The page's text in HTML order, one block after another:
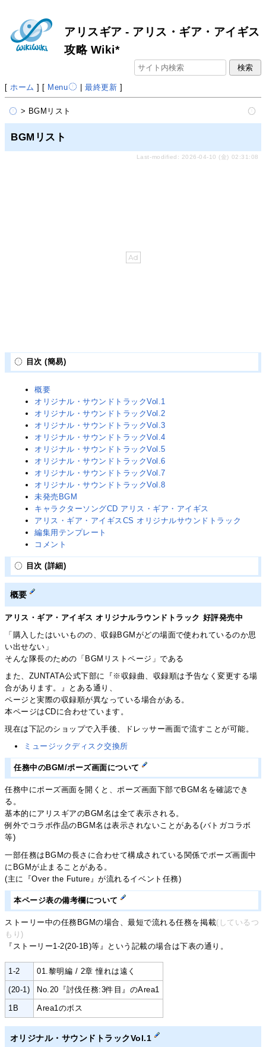
アリスギア - アリス・ギア・アイギス
攻略 Wiki*
[ ホーム ] [ Menu |最終更新 ]
> BGMリスト
BGMリスト
Last-modified: 2026-04-10 (金) 02:31:08
目次 (簡易)
概要
オリジナル・サウンドトラックVol.1
オリジナル・サウンドトラックVol.2
オリジナル・サウンドトラックVol.3
オリジナル・サウンドトラックVol.4
オリジナル・サウンドトラックVol.5
オリジナル・サウンドトラックVol.6
オリジナル・サウンドトラックVol.7
オリジナル・サウンドトラックVol.8
未発売BGM
キャラクターソングCD アリス・ギア・アイギス
アリス・ギア・アイギスCS オリジナルサウンドトラック
編集用テンプレート
コメント
目次 (詳細)
概要
アリス・ギア・アイギス オリジナルラウンドトラック 好評発売中
「購入したはいいものの、収録BGMがどの場面で使われているのか思
い出せない」
そんな隊長のための「BGMリストページ」である
また、ZUNTATA公式下部に『※収録曲、収録順は予告なく変更する場
合があります。』とある通り、
ページと実際の収録順が異なっている場合がある。
本ページはCDに合わせています。
現在は下記のショップで入手後、ドレッサー画面で流すことが可能。
ミュージックディスク交換所
任務中のBGM/ポーズ画面について
任務中にポーズ画面を開くと、ポーズ画面下部でBGM名を確認でき
る。
基本的にアリスギアのBGM名は全て表示される。
例外でコラボ作品のBGM名は表示されないことがある(バトガコラボ
等)
一部任務はBGMの長さに合わせて構成されている関係でポーズ画面中
にBGMが止まることがある。
(主に『Over the Future』が流れるイベント任務)
本ページ表の備考欄について
ストーリー中の任務BGMの場合、最短で流れる任務を掲載(しているつ
もり)
『ストーリー1-2(20-1B)等』という記載の場合は下表の通り。
1-2 01.黎明編 / 2章 憧れは遠く
(20-1) No.20『討伐任務:3件目』のArea1
1B Area1のボス
オリジナル・サウンドトラックVol.1